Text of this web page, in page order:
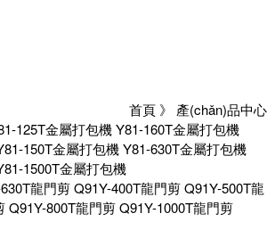
首頁 》 產(chǎn)品中心
125T金屬打包機Y81-160T金屬打包機
150T金屬打包機Y81-630T金屬打包機
1500T金屬打包機
龍門剪Q91Y-400T龍門剪Q91Y-500T龍
Q91Y-800T龍門剪Q91Y-1000T龍門剪